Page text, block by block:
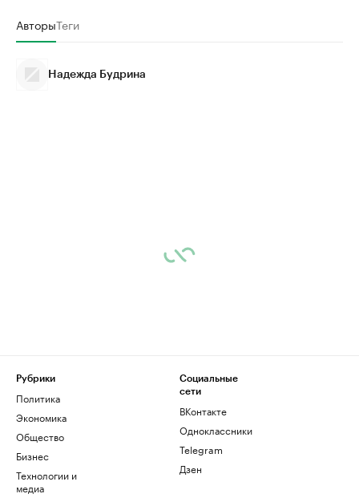
АвторыТеги
Надежда Будрина
Рубрики
Политика
Экономика
Общество
Бизнес
Технологии и
медиа
Социальные
сети
ВКонтакте
Одноклассники
Telegram
Дзен